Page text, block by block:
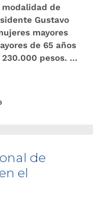
de
Gustavo
mayores
de 65 años
pesos. …
de
el